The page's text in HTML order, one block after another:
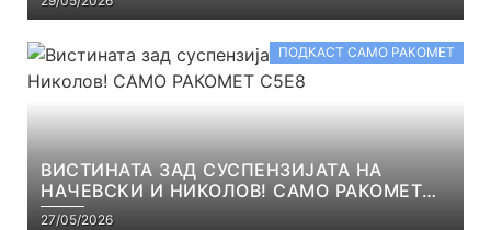
ПОДКАСТ САМО РАКОМЕТ
ВИСТИНАТА ЗАД СУСПЕНЗИЈАТА НА
НАЧЕВСКИ И НИКОЛОВ! САМО РАКОМЕТ
С5Е8
27/05/2026